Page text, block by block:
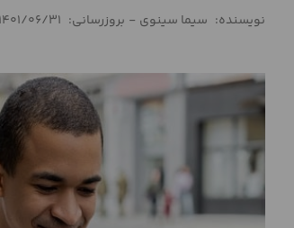
حقوقی
استعلام
محاسبه
آنلاین
درباره
نویسنده: سیما سینوی - بروزرسانی: 1401/06/31